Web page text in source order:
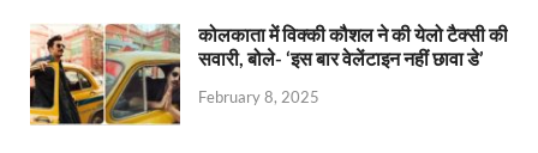
कोलकाता में विक्की कौशल ने की येलो टैक्सी की
सवारी, बोले- ‘इस बार वेलेंटाइन नहीं छावा डे’
February 8, 2025